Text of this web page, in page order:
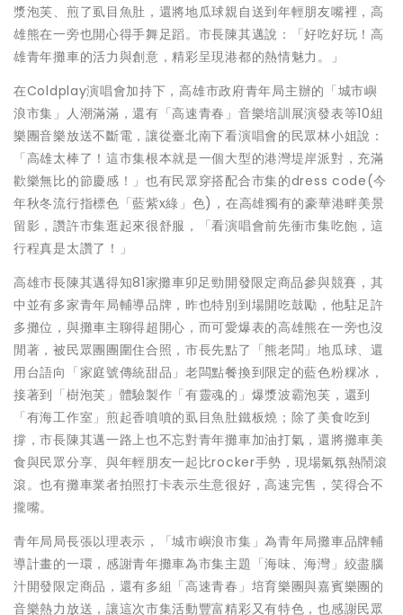
漿泡芙、煎了虱目魚肚，還將地瓜球親自送到年輕朋友嘴裡，高
雄熊在一旁也開心得手舞足蹈。市長陳其邁說：「好吃好玩！高
雄青年攤車的活力與創意，精彩呈現港都的熱情魅力。」
在Coldplay演唱會加持下，高雄市政府青年局主辦的「城市嶼
浪市集」人潮滿滿，還有「高速青春」音樂培訓展演發表等10組
樂團音樂放送不斷電，讓從臺北南下看演唱會的民眾林小姐說：
「高雄太棒了！這市集根本就是一個大型的港灣堤岸派對，充滿
歡樂無比的節慶感！」也有民眾穿搭配合市集的dress code(今
年秋冬流行指標色「藍紫x綠」色)，在高雄獨有的豪華港畔美景
留影，讚許市集逛起來很舒服，「看演唱會前先衝市集吃飽，這
行程真是太讚了！」
高雄市長陳其邁得知81家攤車卯足勁開發限定商品參與競賽，其
中並有多家青年局輔導品牌，昨也特別到場開吃鼓勵，他駐足許
多攤位，與攤車主聊得超開心，而可愛爆表的高雄熊在一旁也沒
閒著，被民眾團團圍住合照，市長先點了「熊老闆」地瓜球、還
用台語向「家庭號傳統甜品」老闆點餐換到限定的藍色粉粿冰，
接著到「樹泡芙」體驗製作「有靈魂的」爆漿波霸泡芙，還到
「有海工作室」煎起香噴噴的虱目魚肚鐵板燒；除了美食吃到
撐，市長陳其邁一路上也不忘對青年攤車加油打氣，還將攤車美
食與民眾分享、與年輕朋友一起比rocker手勢，現場氣氛熱鬧滾
滾。也有攤車業者拍照打卡表示生意很好，高速完售，笑得合不
攏嘴。
青年局局長張以理表示，「城市嶼浪市集」為青年局攤車品牌輔
導計畫的一環，感謝青年攤車為市集主題「海味、海灣」絞盡腦
汁開發限定商品，還有多組「高速青春」培育樂團與嘉賓樂團的
音樂熱力放送，讓這次市集活動豐富精彩又有特色，也感謝民眾